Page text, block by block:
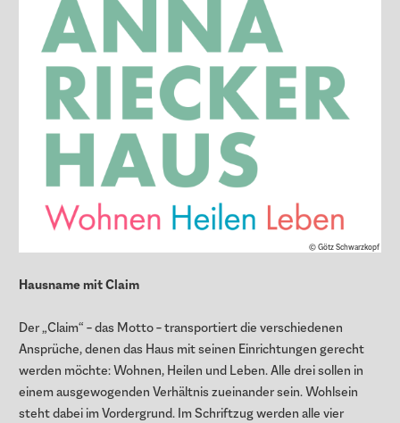
© Götz Schwarzkopf
Hausname mit Claim
Der „Claim“ – das Motto – transportiert die verschiedenen
Ansprüche, denen das Haus mit seinen Einrichtungen gerecht
werden möchte: Wohnen, Heilen und Leben. Alle drei sollen in
einem ausgewogenden Verhältnis zueinander sein. Wohlsein
steht dabei im Vordergrund. Im Schriftzug werden alle vier